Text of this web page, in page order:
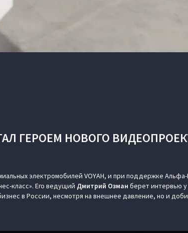
ГЕРОЕМ НОВОГО
электромобилей VOYAH, и при поддержке
класс». Его ведущий Дмитрий Озман берет интервью
в России, несмотря на внешнее давление, но и